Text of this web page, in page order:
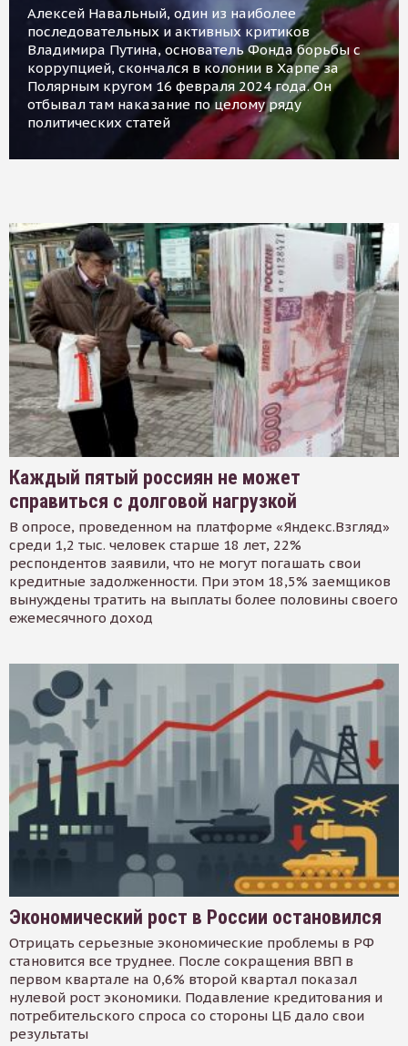
Алексей Навальный, один из наиболее
последовательных и активных критиков
Владимира Путина, основатель Фонда борьбы с
коррупцией, скончался в колонии в Харпе за
Полярным кругом 16 февраля 2024 года. Он
отбывал там наказание по целому ряду
политических статей
Каждый пятый россиян не может
справиться с долговой нагрузкой
В опросе, проведенном на платформе «Яндекс.Взгляд»
среди 1,2 тыс. человек старше 18 лет, 22%
респондентов заявили, что не могут погашать свои
кредитные задолженности. При этом 18,5% заемщиков
вынуждены тратить на выплаты более половины своего
ежемесячного доход
Экономический рост в России остановился
Отрицать серьезные экономические проблемы в РФ
становится все труднее. После сокращения ВВП в
первом квартале на 0,6% второй квартал показал
нулевой рост экономики. Подавление кредитования и
потребительского спроса со стороны ЦБ дало свои
результаты